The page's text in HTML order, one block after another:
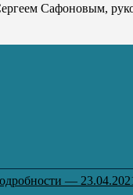
Сафоновым,
—